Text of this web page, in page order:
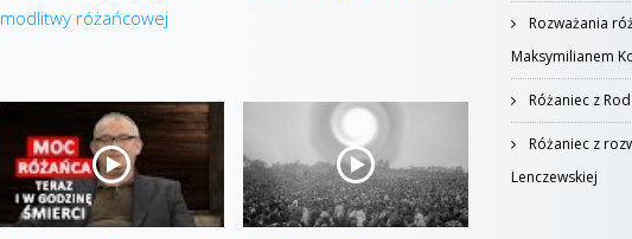
modlitwy różańcowej
Rozważania
Maksymilianem
Różaniec z
Różaniec z
Lenczewskiej